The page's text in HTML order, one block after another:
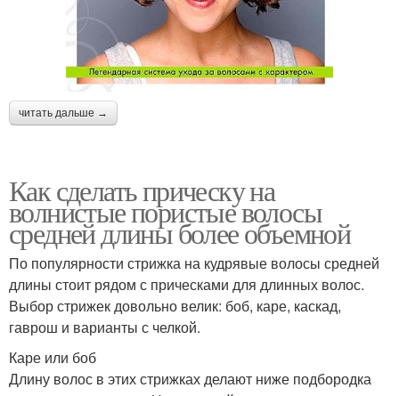
читать дальше →
Как сделать прическу на
волнистые пористые волосы
средней длины более объемной
По популярности стрижка на кудрявые волосы средней
длины стоит рядом с прическами для длинных волос.
Выбор стрижек довольно велик: боб, каре, каскад,
гаврош и варианты с челкой.
Каре или боб
Длину волос в этих стрижках делают ниже подбородка